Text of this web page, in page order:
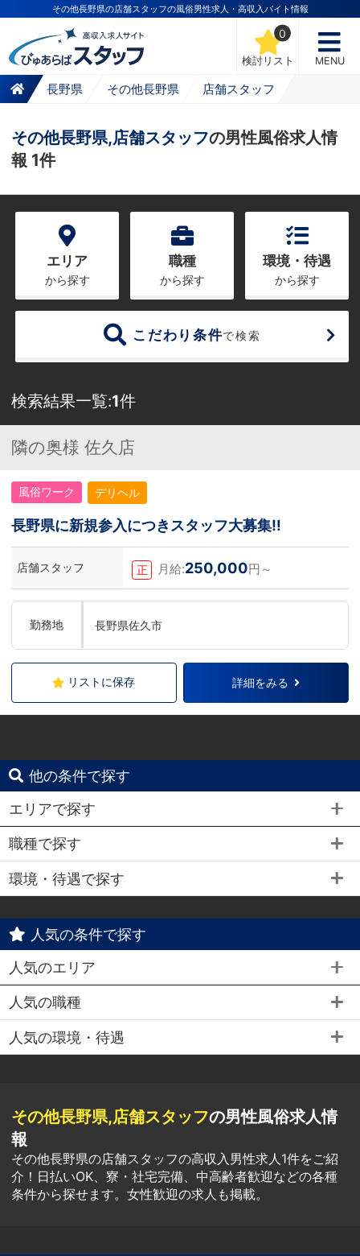
その他長野県の店舗スタッフの風俗男性求人・高収入バイト情報
検討リスト
0
MENU
長野県 その他長野県 店舗スタッフ
その他長野県,店舗スタッフの男性風俗求人情
報 1件
エリア
から探す
職種
から探す
環境・待遇
から探す
こだわり条件で検索
検索結果一覧:1件
隣の奥様 佐久店
風俗ワーク デリヘル
長野県に新規参入につきスタッフ大募集‼
店舗スタッフ 正 月給:250,000円～
勤務地 長野県佐久市
リストに保存 詳細をみる
他の条件で探す
エリアで探す
職種で探す
環境・待遇で探す
人気の条件で探す
人気のエリア
人気の職種
人気の環境・待遇
その他長野県,店舗スタッフの男性風俗求人情
報
その他長野県の店舗スタッフの高収入男性求人1件をご紹
介！日払いOK、寮・社宅完備、中高齢者歓迎などの各種
条件から探せます。女性歓迎の求人も掲載。